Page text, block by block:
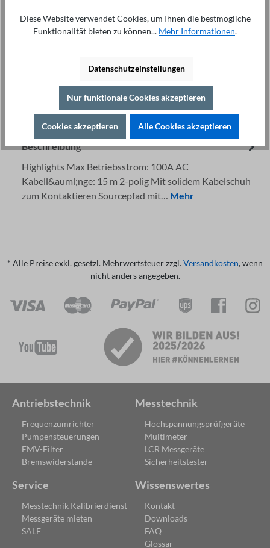
Details
Fachberatung unter
+49 421 277 9999
Beschreibung
Highlights Max Betriebsstrom: 100A AC
Kabell&auml;nge: 15 m 2-polig Mit solidem Kabelschuh
zum Kontaktieren Sourcepfad mit… Mehr
* Alle Preise exkl. gesetzl. Mehrwertsteuer zzgl. Versandkosten, wenn
nicht anders angegeben.
Antriebstechnik
Frequenzumrichter
Pumpensteuerungen
EMV-Filter
Bremswiderstände
Messtechnik
Hochspannungsprüfgeräte
Multimeter
LCR Messgeräte
Sicherheitstester
Service
Messtechnik Kalibrierdienst
Messgeräte mieten
SALE
Wissenswertes
Kontakt
Downloads
FAQ
Glossar
Diese Website verwendet Cookies, um Ihnen die bestmögliche
Funktionalität bieten zu können... Mehr Informationen.
Datenschutzeinstellungen
Nur funktionale Cookies akzeptieren
Cookies akzeptieren Alle Cookies akzeptieren